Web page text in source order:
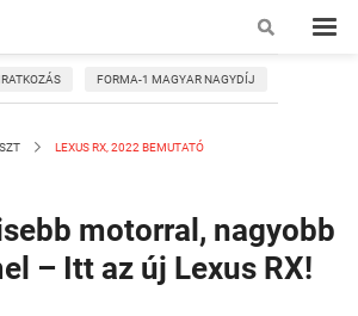
FORMA-1 MAGYAR NAGYDÍJ
LEXUS RX, 2022 BEMUTATÓ
motorral, nagyobb
– Itt az új Lexus RX!